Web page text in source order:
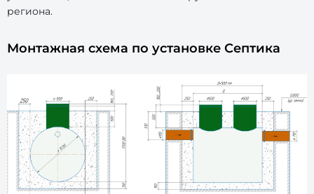
региона.
Монтажная схема по установке Септика